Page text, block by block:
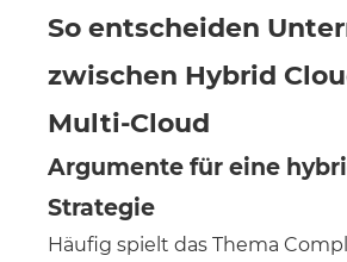
So entscheiden
zwischen Hybrid
Multi-Cloud
Argumente für eine
Strategie
Häufig spielt das Thema